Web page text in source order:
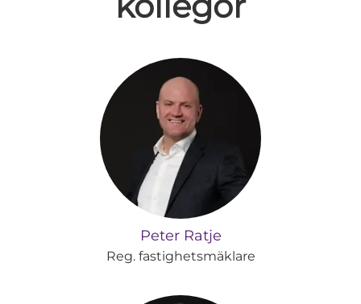
Peter Ratje
Reg. fastighetsmäklare